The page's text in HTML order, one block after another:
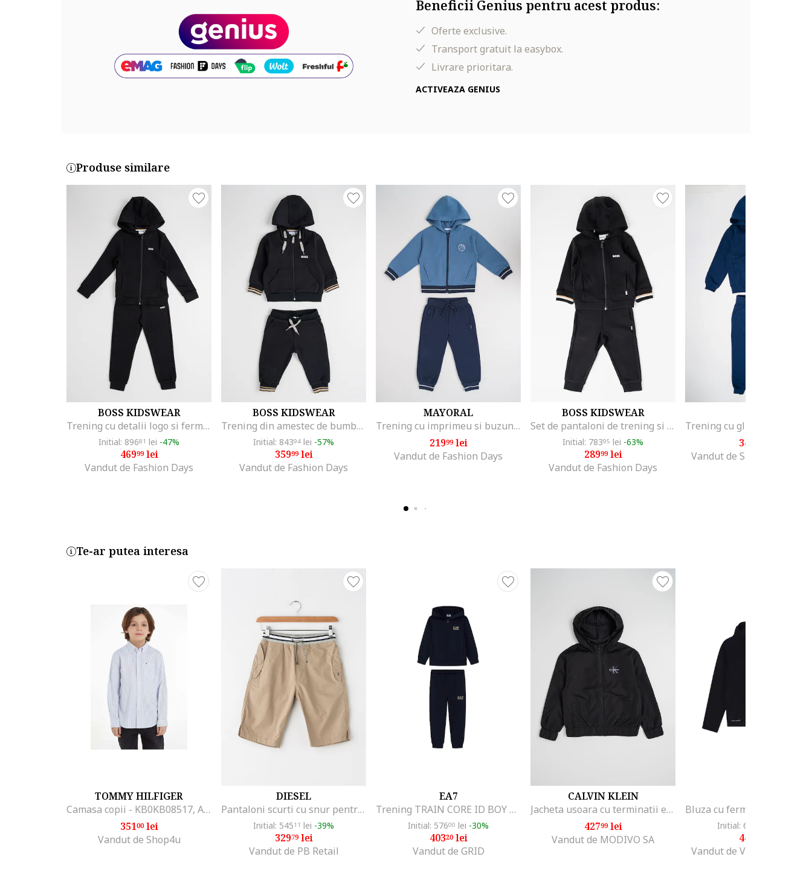
Beneficii Genius pentru acest produs:
Oferte exclusive.
Transport gratuit la easybox.
Livrare prioritara.
ACTIVEAZA GENIUS
Produse similare
BOSS KIDSWEAR
Trening cu detalii logo si fermoar, Negru
Initial: 89681 lei -47%
46999lei
Vandut de Fashion Days
BOSS KIDSWEAR
Trening din amestec de bumbac cu logo, Negru stins
Initial: 84394 lei -57%
35999lei
Vandut de Fashion Days
MAYORAL
Trening cu imprimeu si buzunare cu fermoar, Albastru petrol/Bleumarin
21999lei
Vandut de Fashion Days
BOSS KIDSWEAR
Set de pantaloni de trening si hanorac cu fermoar, Negru
Initial: 78395 lei -63%
28999lei
Vandut de Fashion Days
346
Vandut de SPORT LINE
Te-ar putea interesa
TOMMY HILFIGER
Camasa copii - KB0KB08517, Alb/Albastru
35100lei
Vandut de Shop4u
DIESEL
Pantaloni scurti cu snur pentru ajustare Parq, Kaki
Initial: 54511 lei -39%
32979lei
Vandut de PB Retail
EA7
Trening TRAIN CORE ID BOY T-SUIT HOODIE FZ CH COFT CC-7B000031-AF10380-MC004
Initial: 57600 lei -30%
40320lei
Vandut de GRID
CALVIN KLEIN
Jacheta usoara cu terminatii elastice, Negru
42799lei
Vandut de MODIVO SA
Initial: 639
447
Vandut de Various Brands